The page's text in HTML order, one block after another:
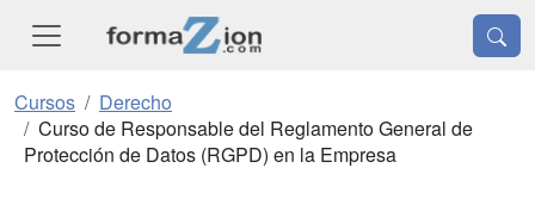
Cursos
Derecho
Curso de Responsable del Reglamento General de
Protección de Datos (RGPD) en la Empresa